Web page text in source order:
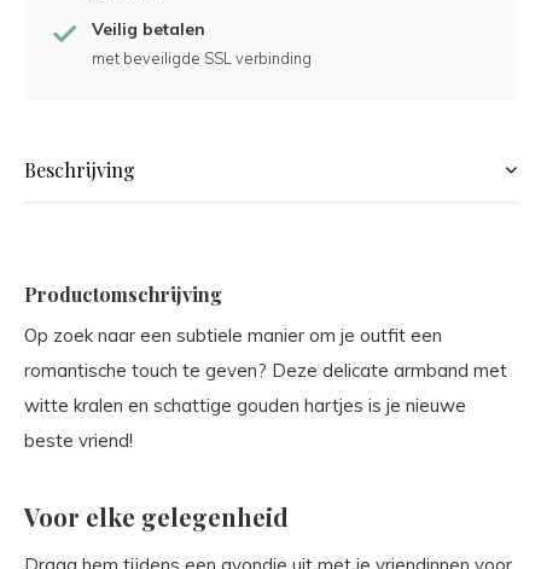
Veilig betalen
met beveiligde SSL verbinding
Beschrijving
Productomschrijving
Op zoek naar een subtiele manier om je outfit een
romantische touch te geven? Deze delicate armband met
witte kralen en schattige gouden hartjes is je nieuwe
beste vriend!
Voor elke gelegenheid
Draag hem tijdens een avondje uit met je vriendinnen voor